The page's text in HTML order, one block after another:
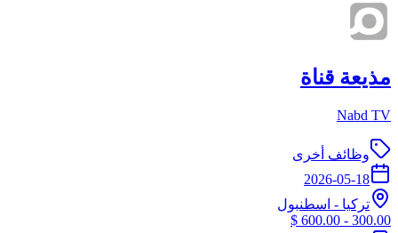
مذيعة قناة
Nabd TV
وظائف أخرى
2026-05-18
تركيا - اسطنبول
300.00 - 600.00 $